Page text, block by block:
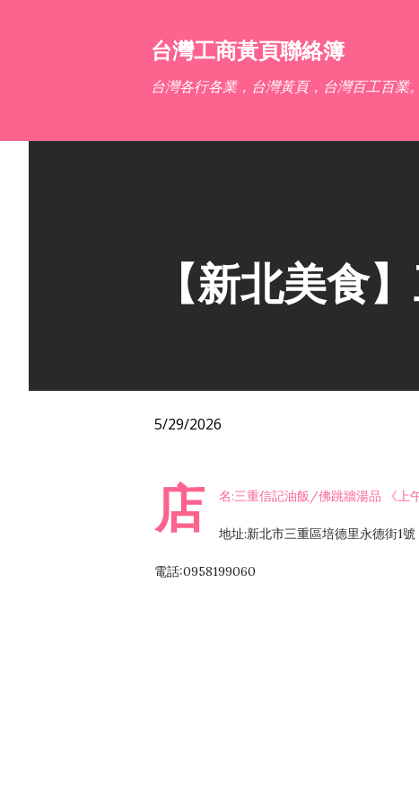
台灣工商黃頁聯絡簿
台灣各行各業，台灣黃頁，台灣百工百業。
【新北美食
5/29/2026
店 名:三重信記油飯/佛跳牆湯品 《上
地址:新北市三重區培德里永德街1號
電話:0958199060